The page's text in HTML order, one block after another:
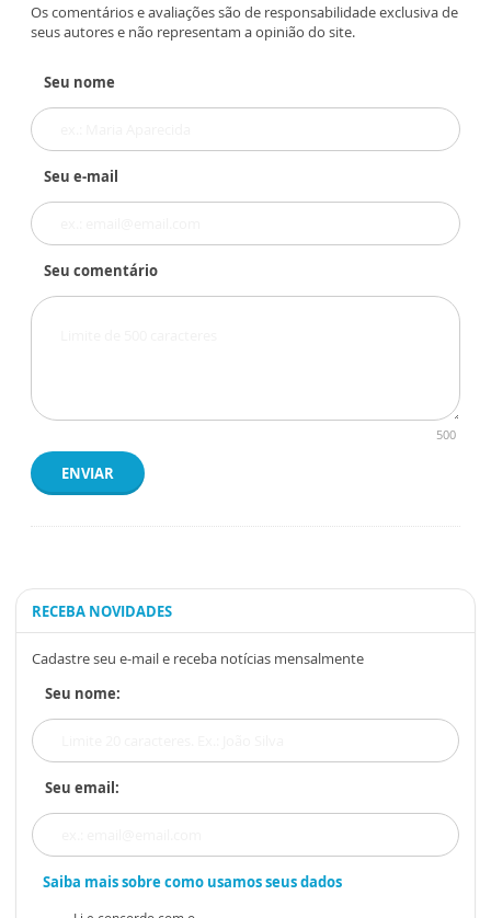
Os comentários e avaliações são de responsabilidade exclusiva de
seus autores e não representam a opinião do site.
Seu nome
Seu e-mail
Seu comentário
500
ENVIAR
RECEBA NOVIDADES
Cadastre seu e-mail e receba notícias mensalmente
Seu nome:
Seu email:
Saiba mais sobre como usamos seus dados